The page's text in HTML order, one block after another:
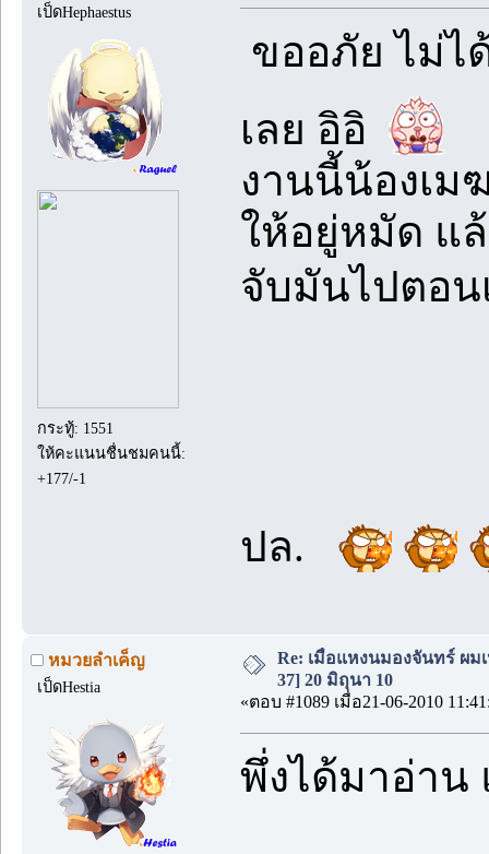
เป็ดHephaestus
กระทู้: 1551
ให้คะแนนชื่นชมคนนี้:
+177/-1
ขออภัย ไม่ไ
เลย อิอิ
งานนี้น้องเม
ให้อยู่หมัด แ
จับมันไปตอ
ปล.
หมวยลำเค็ญ
เป็ดHestia
Re: เมื่อแหงนมองจันทร์ ผม
37] 20 มิถุนา 10
«ตอบ #1089 เมื่อ21-06-2010
พึ่งได้มาอ่าน